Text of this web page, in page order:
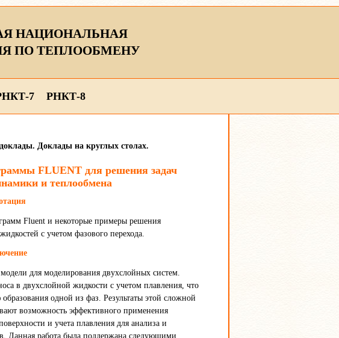
НАЦИОНАЛЬНАЯ
ПО ТЕПЛООБМЕНУ
7 РНКТ-8
Доклады на круглых столах.
FLUENT для решения задач
и теплообмена
Fluent и некоторые примеры решения
с учетом фазового перехода.
для моделирования двухслойных систем.
в двухслойной жидкости с учетом плавления, что
одной из фаз. Результаты этой сложной
возможность эффективного применения
и учета плавления для анализа и
Данная работа была поддержана следующими